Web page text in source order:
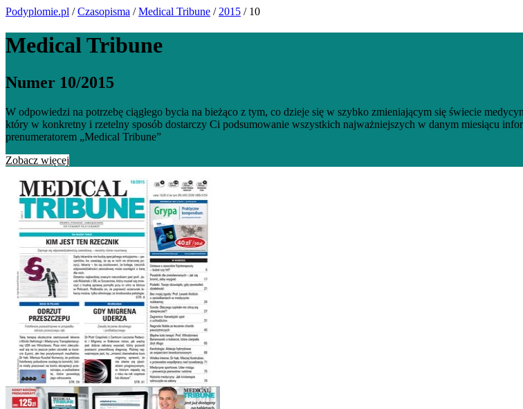
Podyplomie.pl /Czasopisma /Medical Tribune / 2015 / 10
Medical Tribune
Numer 10/2015
W odpowiedzi na potrzebę ciągłego bycia na bieżąco z tym, co dzieje się w szybko zmieniającym się świecie
który w konkretny i rzetelny sposób dostarczy Ci podsumowanie wszystkich najważniejszych w danym miesiącu
prenumeratorem „Medical Tribune”
Zobacz więcej